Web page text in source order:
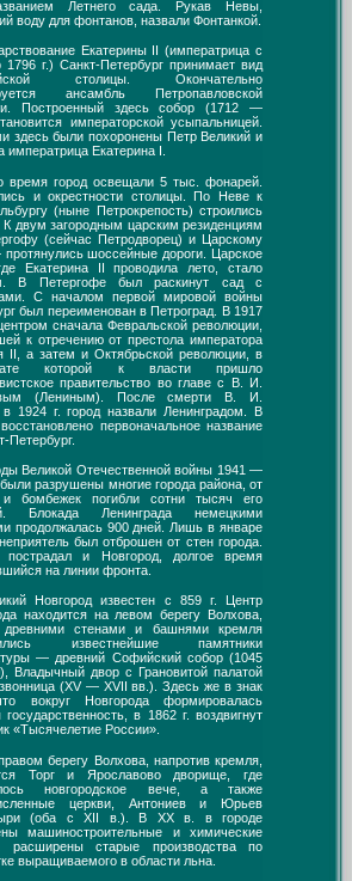
Летнего сада. Рукав Невы,
воду для фонтанов, назвали Фонтанкой.
Екатерины II (императрица с
1796 г.) Санкт-Петербург принимает вид
столицы. Окончательно
ансамбль Петропавловской
Построенный здесь собор (1712 —
императорской усыпальницей.
здесь были похоронены Петр Великий и
императрица Екатерина I.
время город освещали 5 тыс. фонарей.
и окрестности столицы. По Неве к
(ныне Петрокрепость) строились
К двум загородным царским резиденциям
(сейчас Петродворец) и Царскому
шоссейные дороги. Царское
Екатерина II проводила лето, стало
В Петергофе был раскинут сад с
С началом первой мировой войны
был переименован в Петроград. В 1917
сначала Февральской революции,
к отречению от престола императора
II, а затем и Октябрьской революции, в
которой к власти пришло
правительство во главе с В. И.
(Лениным). После смерти В. И.
в 1924 г. город назвали Ленинградом. В
первоначальное название
Петербург.
Великой Отечественной войны 1941 —
были разрушены многие города района, от
и бомбежек погибли сотни тысяч его
Блокада Ленинграда немецкими
продолжалась 900 дней. Лишь в январе
был отброшен от стен города.
пострадал и Новгород, долгое время
на линии фронта.
Новгород известен с 859 г. Центр
находится на левом берегу Волхова,
стенами и башнями кремля
известнейшие памятники
— древний Софийский собор (1045
Владычный двор с Грановитой палатой
(XV — XVII вв.). Здесь же в знак
вокруг Новгорода формировалась
государственность, в 1862 г. воздвигнут
«Тысячелетие России».
берегу Волхова, напротив кремля,
Торг и Ярославово дворище, где
новгородское вече, а также
церкви, Антониев и Юрьев
(оба с XII в.). В XX в. в городе
машиностроительные и химические
расширены старые производства по
выращиваемого в области льна.